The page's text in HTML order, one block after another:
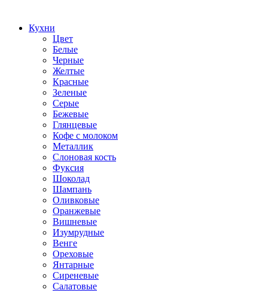
Кухни
Цвет
Белые
Черные
Желтые
Красные
Зеленые
Серые
Бежевые
Глянцевые
Кофе с молоком
Металлик
Слоновая кость
Фуксия
Шоколад
Шампань
Оливковые
Оранжевые
Вишневые
Изумрудные
Венге
Ореховые
Янтарные
Сиреневые
Салатовые